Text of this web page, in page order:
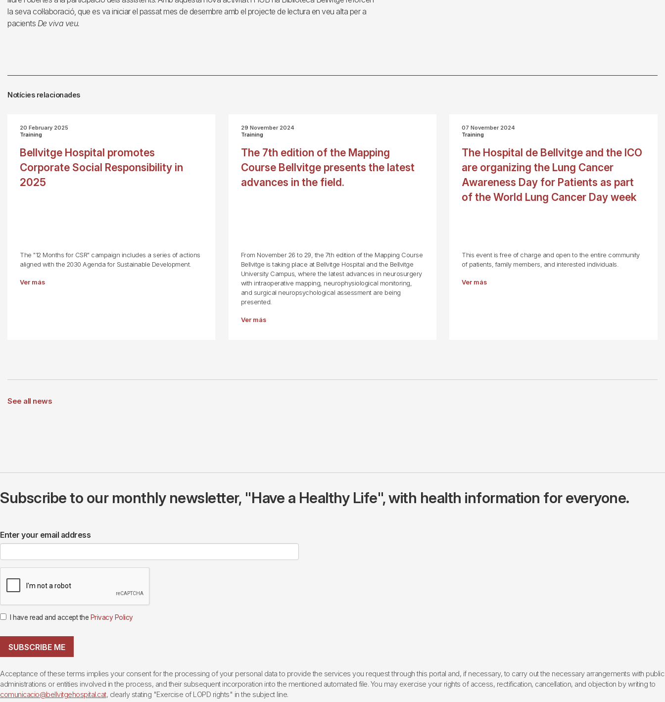
la seva col·laboració, que es va iniciar el passat mes de desembre amb el projecte de lectura en veu alta per a
pacients De viva veu.
Notícies relacionades
20 February 2025
Training
Bellvitge Hospital promotes
Corporate Social Responsibility in
2025
The "12 Months for CSR" campaign includes a series of actions
aligned with the 2030 Agenda for Sustainable Development.
Ver más
29 November 2024
Training
The 7th edition of the Mapping
Course Bellvitge presents the latest
advances in the field.
From November 26 to 29, the 7th edition of the Mapping Course
Bellvitge is taking place at Bellvitge Hospital and the Bellvitge
University Campus, where the latest advances in neurosurgery
with intraoperative mapping, neurophysiological monitoring,
and surgical neuropsychological assessment are being
presented.
Ver más
07 November 2024
Training
The Hospital de Bellvitge and the ICO
are organizing the Lung Cancer
Awareness Day for Patients as part
of the World Lung Cancer Day week
This event is free of charge and open to the entire community
of patients, family members, and interested individuals.
Ver más
See all news
Subscribe to our monthly newsletter, "Have a Healthy Life", with health information for everyone.
Enter your email address
I have read and accept the Privacy Policy
SUBSCRIBE ME
Acceptance of these terms implies your consent for the processing of your personal data to provide the services you request through this portal and, if necessary, to carry out the necessary arrangements with public
administrations or entities involved in the process, and their subsequent incorporation into the mentioned automated file. You may exercise your rights of access, rectification, cancellation, and objection by writing to
comunicacio@bellvitgehospital.cat, clearly stating "Exercise of LOPD rights" in the subject line.